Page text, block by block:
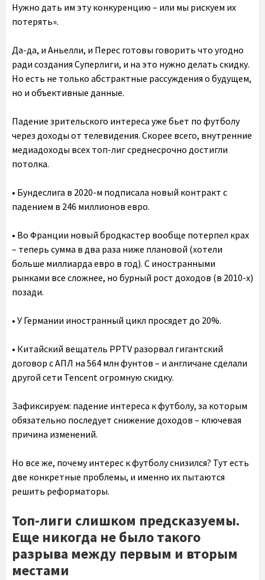
Нужно дать им эту конкуренцию – или мы рискуем их
потерять».
Да-да, и Аньелли, и Перес готовы говорить что угодно
ради создания Суперлиги, и на это нужно делать скидку.
Но есть не только абстрактные рассуждения о будущем,
но и объективные данные.
Падение зрительского интереса уже бьет по футболу
через доходы от телевидения. Скорее всего, внутренние
медиадоходы всех топ-лиг среднесрочно достигли
потолка.
• Бундеслига в 2020-м подписала новый контракт с
падением в 246 миллионов евро.
• Во Франции новый бродкастер вообще потерпел крах
– теперь сумма в два раза ниже плановой (хотели
больше миллиарда евро в год). С иностранными
рынками все сложнее, но бурный рост доходов (в 2010-х)
позади.
• У Германии иностранный цикл просядет до 20%.
• Китайский вещатель PPTV разорвал гигантский
договор с АПЛ на 564 млн фунтов – и англичане сделали
другой сети Tencent огромную скидку.
Зафиксируем: падение интереса к футболу, за которым
обязательно последует снижение доходов – ключевая
причина изменений.
Но все же, почему интерес к футболу снизился? Тут есть
две конкретные проблемы, и именно их пытаются
решить реформаторы.
Топ-лиги слишком предсказуемы.
Еще никогда не было такого
разрыва между первым и вторым
местами